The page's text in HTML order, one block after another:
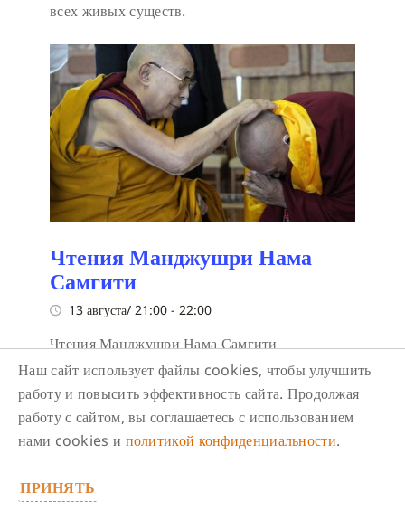
всех живых существ.
Чтения Манджушри Нама
Самгити
13 августа/ 21:00 - 22:00
Чтения Манджушри Нама Самгити
Наш сайт использует файлы cookies, чтобы улучшить
работу и повысить эффективность сайта. Продолжая
работу с сайтом, вы соглашаетесь с использованием
нами cookies и политикой конфиденциальности.
ПРИНЯТЬ